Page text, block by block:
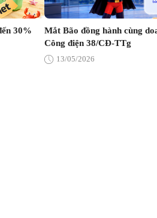
30%
Mắt Bão đồng hành cùng
Công điện 38/CĐ-TTg
13/05/2026